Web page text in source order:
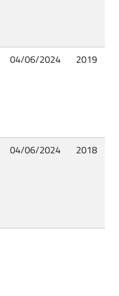
04/06/2024 2019
04/06/2024 2018